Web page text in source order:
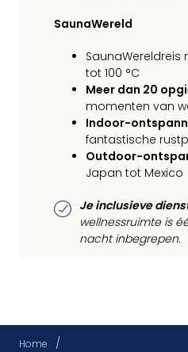
SaunaWereld
SaunaWereldreis
tot 100 °C
Meer dan 20
momenten van
Indoor-
fantastische
Outdoor-
Japan tot Mexico
Je inclusieve
wellnessruimte is
nacht inbegrepen.
Home /